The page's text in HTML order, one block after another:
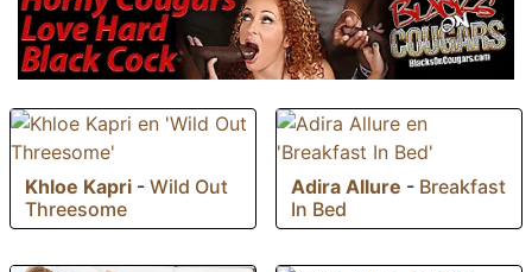
Khloe Kapri - Wild Out
Threesome
Adira Allure - Breakfast
In Bed